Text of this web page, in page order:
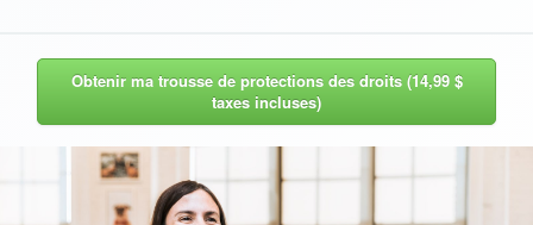
Obtenir ma trousse de protections des droits (14,99 $
taxes incluses)